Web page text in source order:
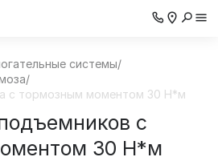
системы/
/
с тормозным моментом 30 Н*м
с
30 Н*м